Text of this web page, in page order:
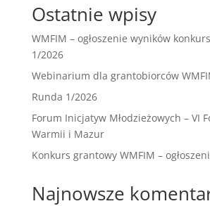
Ostatnie wpisy
WMFIM – ogłoszenie wyników
1/2026
Webinarium dla grantobiorców
Runda 1/2026
Forum Inicjatyw Młodzieżowych – VI
Warmii i Mazur
Konkurs grantowy WMFIM –
Najnowsze